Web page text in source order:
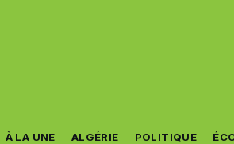
À LA UNE ALGÉRIE POLITIQUE